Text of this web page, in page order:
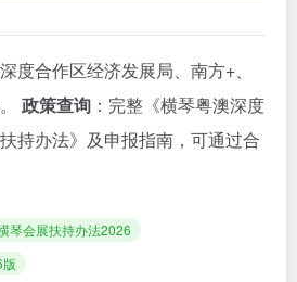
度合作区经济发展局、南方+、
政策查询 ：完整《横琴粤澳深度
持办法》及申报指南，可通过合
琴会展扶持办法2026